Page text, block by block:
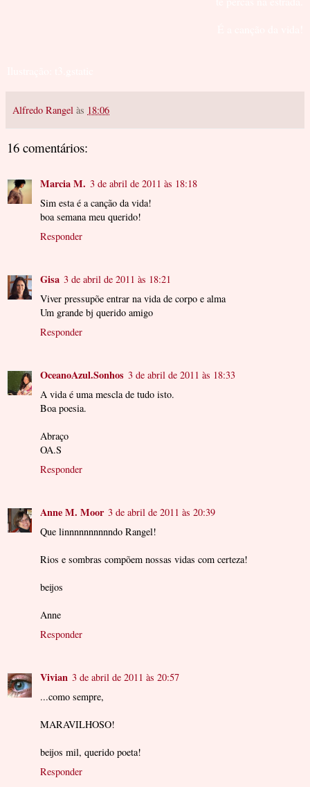
Alfredo Rangel às 18:06
16 comentários:
Marcia M. 3 de abril de 2011 às 18:18
Sim esta é a canção da vida!
boa semana meu querido!
Responder
Gisa 3 de abril de 2011 às 18:21
Viver pressupõe entrar na vida de corpo e alma
Um grande bj querido amigo
Responder
OceanoAzul.Sonhos 3 de abril de 2011 às 18:33
A vida é uma mescla de tudo isto.
Boa poesia.
Abraço
OA.S
Responder
Anne M. Moor 3 de abril de 2011 às 20:39
Que linnnnnnnnnndo Rangel!
Rios e sombras compõem nossas vidas com certeza!
beijos
Anne
Responder
Vivian 3 de abril de 2011 às 20:57
...como sempre,
MARAVILHOSO!
beijos mil, querido poeta!
Responder